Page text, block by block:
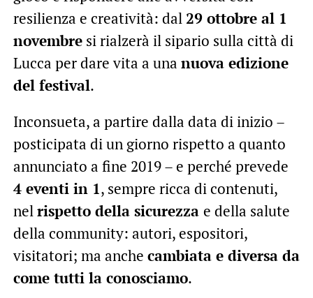
resilienza e creatività: dal29 ottobre al 1
novembresi rialzerà il sipario sulla città di
Lucca per dare vita a una nuova edizione
del festival.
Inconsueta, a partire dalla data di inizio –
posticipata di un giorno rispetto a quanto
annunciato a fine 2019 – e perché prevede
4 eventi in 1, sempre ricca di contenuti,
nelrispetto della sicurezza e della salute
della community: autori, espositori,
visitatori; ma anche cambiata e diversa da
come tutti la conosciamo.